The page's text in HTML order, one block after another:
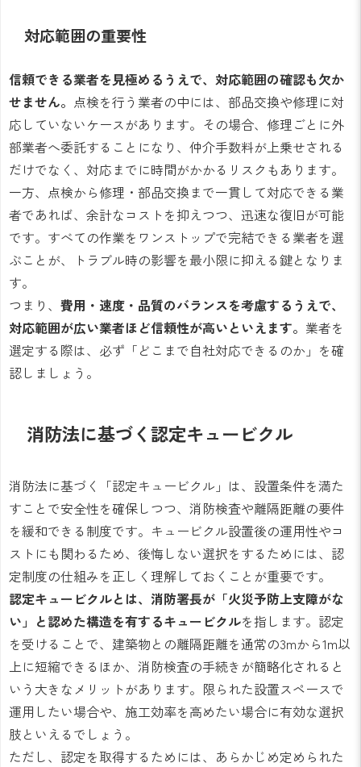
対応範囲の重要性
信頼できる業者を見極めるうえで、対応範囲の確認も欠か
せません。 点検を行う業者の中には、部品交換や修理に対
応していないケースがあります。その場合、修理ごとに外
部業者へ委託することになり、仲介手数料が上乗せされる
だけでなく、対応までに時間がかかるリスクもあります。
一方、点検から修理・部品交換まで一貫して対応できる業
者であれば、余計なコストを抑えつつ、迅速な復旧が可能
です。すべての作業をワンストップで完結できる業者を選
ぶことが、トラブル時の影響を最小限に抑える鍵となりま
す。
つまり、 費用・速度・品質のバランスを考慮するうえで、
対応範囲が広い業者ほど信頼性が高いといえます。 業者を
選定する際は、必ず「どこまで自社対応できるのか」を確
認しましょう。
消防法に基づく認定キュービクル
消防法に基づく「認定キュービクル」は、設置条件を満た
すことで安全性を確保しつつ、消防検査や離隔距離の要件
を緩和できる制度です。キュービクル設置後の運用性やコ
ストにも関わるため、後悔しない選択をするためには、認
定制度の仕組みを正しく理解しておくことが重要です。
認定キュービクルとは、消防署長が「火災予防上支障がな
い」と認めた構造を有するキュービクルを指します。認定
を受けることで、建築物との離隔距離を通常の3mから1m以
上に短縮できるほか、消防検査の手続きが簡略化されると
いう大きなメリットがあります。限られた設置スペースで
運用したい場合や、施工効率を高めたい場合に有効な選択
肢といえるでしょう。
ただし、認定を取得するためには、あらかじめ定められた